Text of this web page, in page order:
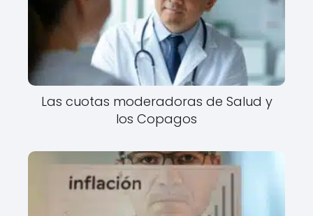
Las cuotas moderadoras de Salud y
los Copagos